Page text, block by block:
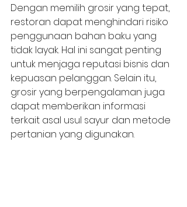
Dengan memilih grosir yang tepat,
restoran dapat menghindari risiko
penggunaan bahan baku yang
tidak layak. Hal ini sangat penting
untuk menjaga reputasi bisnis dan
kepuasan pelanggan. Selain itu,
grosir yang berpengalaman juga
dapat memberikan informasi
terkait asal usul sayur dan metode
pertanian yang digunakan.